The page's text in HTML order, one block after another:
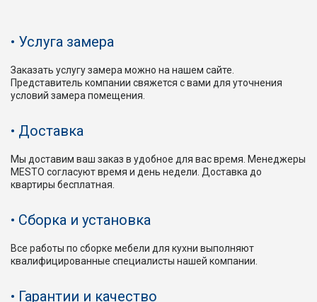
Услуга замера
Заказать услугу замера можно на нашем сайте.
Представитель компании свяжется с вами для уточнения
условий замера помещения.
Доставка
Мы доставим ваш заказ в удобное для вас время. Менеджеры
MESTO согласуют время и день недели. Доставка до
квартиры бесплатная.
Сборка и установка
Все работы по сборке мебели для кухни выполняют
квалифицированные специалисты нашей компании.
Гарантии и качество